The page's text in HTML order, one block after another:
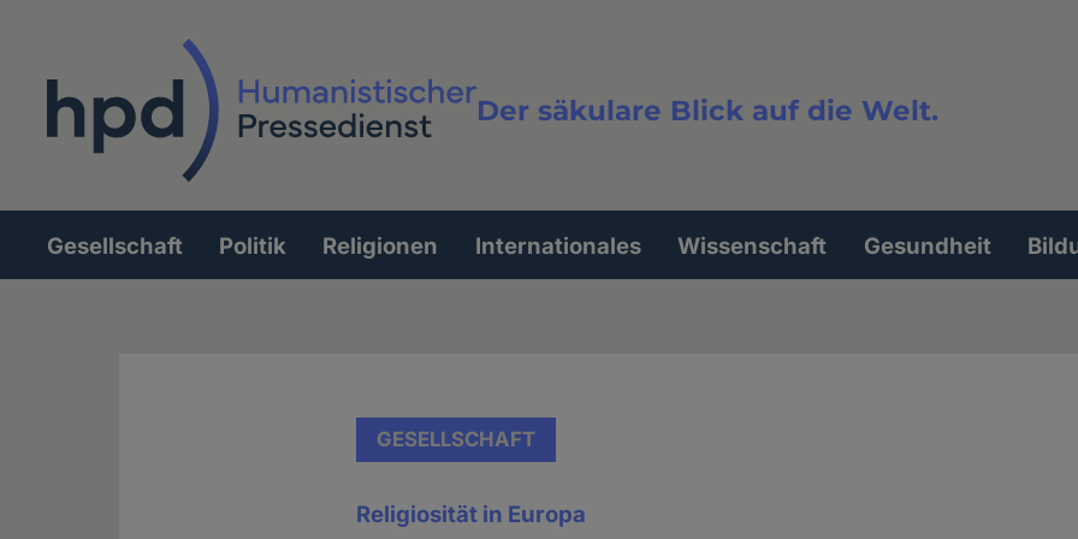
Der säkulare Blick auf die Welt.
Volltextsuche
Hauptnavigation
Gesellschaft Politik Religionen Internationales Wissenschaft Gesundheit
GESELLSCHAFT
Religiosität in Europa